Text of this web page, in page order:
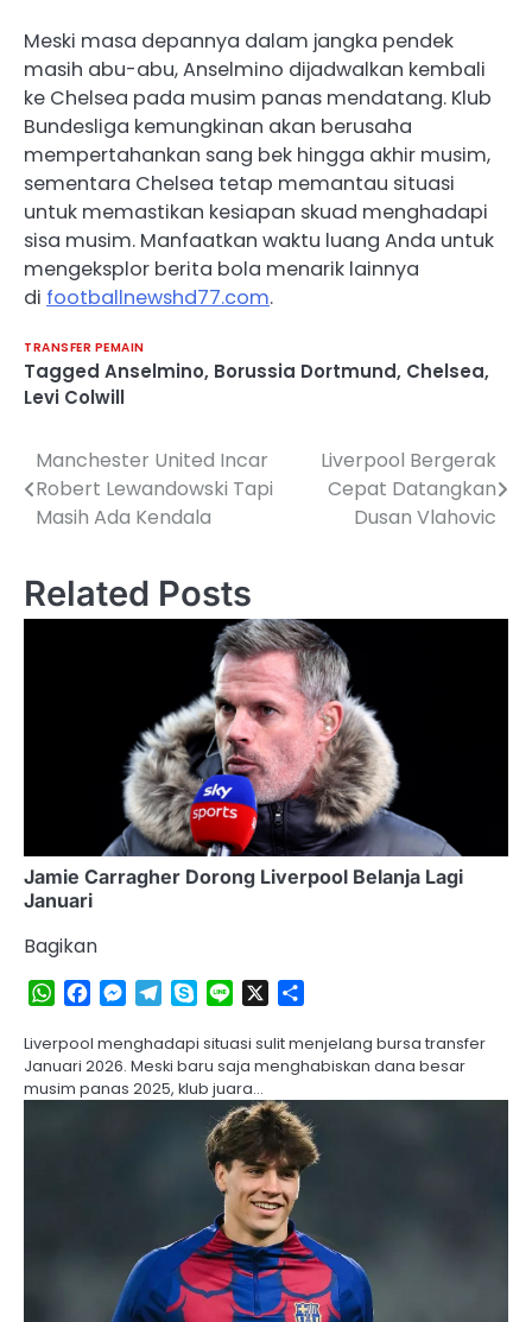
Meski masa depannya dalam jangka pendek
masih abu-abu, Anselmino dijadwalkan kembali
ke Chelsea pada musim panas mendatang. Klub
Bundesliga kemungkinan akan berusaha
mempertahankan sang bek hingga akhir musim,
sementara Chelsea tetap memantau situasi
untuk memastikan kesiapan skuad menghadapi
sisa musim. Manfaatkan waktu luang Anda untuk
mengeksplor berita bola menarik lainnya
di footballnewshd77.com.
TRANSFER PEMAIN
Tagged Anselmino, Borussia Dortmund, Chelsea,
Levi Colwill
Post
navigation
Manchester United Incar
Robert Lewandowski Tapi
Masih Ada Kendala
Liverpool Bergerak
Cepat Datangkan
Dusan Vlahovic
Related Posts
Jamie Carragher Dorong Liverpool Belanja Lagi
Januari
Bagikan
WhatsApp
Facebook
Messenger
Telegram
SkypeLine
Liverpool menghadapi situasi sulit menjelang bursa transfer
Januari 2026. Meski baru saja menghabiskan dana besar
musim panas 2025, klub juara…